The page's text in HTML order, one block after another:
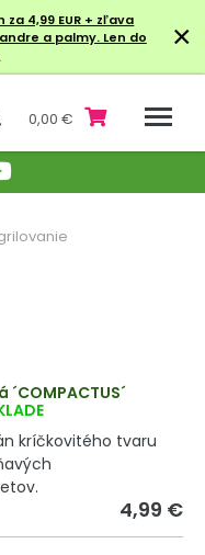
za 4,99 EUR + zľava
a palmy. Len do
×
0,00 €
kríčkovitého tvaru
4,99 €